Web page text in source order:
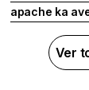
apache ka
Ver